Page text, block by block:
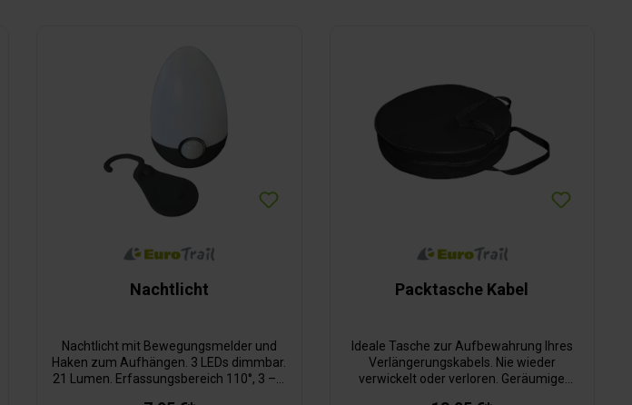
Nachtlicht
Nachtlicht mit Bewegungsmelder und
Haken zum Aufhängen. 3 LEDs dimmbar.
21 Lumen. Erfassungsbereich 110°, 3 – 5
Packtasche Kabel
Ideale Tasche zur Aufbewahrung Ihres
Verlängerungskabels. Nie wieder
verwickelt oder verloren. Geräumige